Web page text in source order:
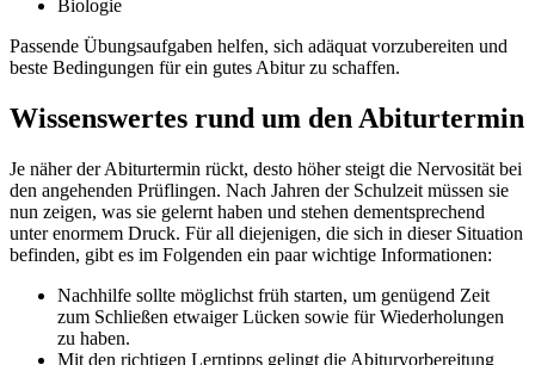
Biologie
Passende Übungsaufgaben helfen, sich adäquat vorzubereiten und
beste Bedingungen für ein gutes Abitur zu schaffen.
Wissenswertes rund um den Abiturtermin
Je näher der Abiturtermin rückt, desto höher steigt die Nervosität bei
den angehenden Prüflingen. Nach Jahren der Schulzeit müssen sie
nun zeigen, was sie gelernt haben und stehen dementsprechend
unter enormem Druck. Für all diejenigen, die sich in dieser Situation
befinden, gibt es im Folgenden ein paar wichtige Informationen:
Nachhilfe sollte möglichst früh starten, um genügend Zeit
zum Schließen etwaiger Lücken sowie für Wiederholungen
zu haben.
Mit den richtigen Lerntipps gelingt die Abiturvorbereitung